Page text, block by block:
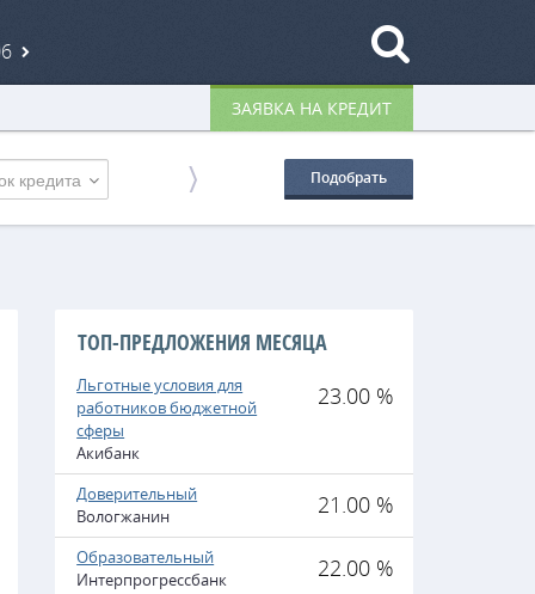
ЗАЯВКА НА КРЕДИТ
кредита Подобрать
ТОП-ПРЕДЛОЖЕНИЯ МЕСЯЦА
Льготные условия для
работников бюджетной
сферы
Акибанк
23.00 %
Доверительный
Вологжанин
21.00 %
Образовательный
Интерпрогрессбанк
22.00 %